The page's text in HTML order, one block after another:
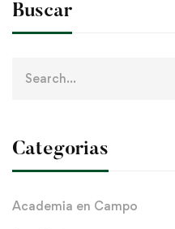
Buscar
Categorias
Academia en Campo